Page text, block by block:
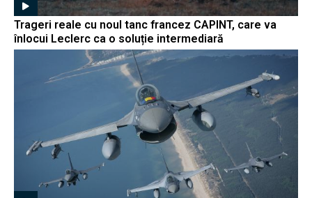
Trageri reale cu noul tanc francez CAPINT, care va
înlocui Leclerc ca o soluție intermediară